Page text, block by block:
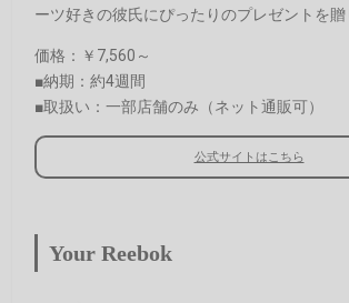
ーツ好きの彼氏にぴったりのプレゼントを贈
価格：￥7,560～
■納期：約4週間
■取扱い：一部店舗のみ（ネット通販可）
公式サイトはこちら
Your Reebok